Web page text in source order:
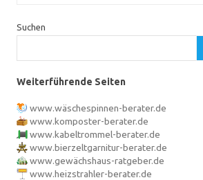
Suchen
Weiterführende Seiten
www.wäschespinnen-berater.de
www.komposter-berater.de
www.kabeltrommel-berater.de
www.bierzeltgarnitur-berater.de
www.gewächshaus-ratgeber.de
www.heizstrahler-berater.de